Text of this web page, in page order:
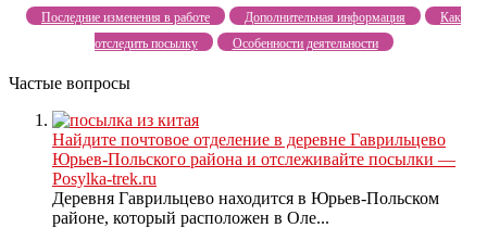
Последние изменения в работе
Дополнительная информация
Как
отследить посылку
Особенности деятельности
Частые вопросы
Найдите почтовое отделение в деревне Гаврильцево
Юрьев-Польского района и отслеживайте посылки —
Posylka-trek.ru
Деревня Гаврильцево находится в Юрьев-Польском
районе, который расположен в Оле...